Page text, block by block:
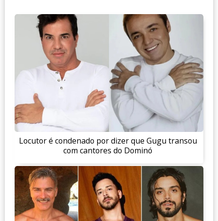
Locutor é condenado por dizer que Gugu transou
com cantores do Dominó